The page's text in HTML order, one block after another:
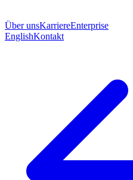
Über unsKarriereEnterprise
EnglishKontakt